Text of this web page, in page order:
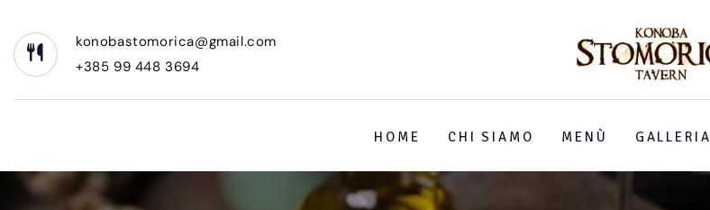
konobastomorica@gmail.com
+385 99 448 3694
HOME CHI SIAMO MENÙ GALLERIA